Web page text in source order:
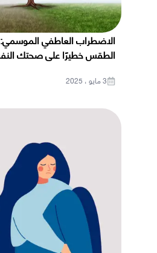
الاضطراب العاطفي
الطقس خطيرًا على صحتك
3 مايو ، 2025